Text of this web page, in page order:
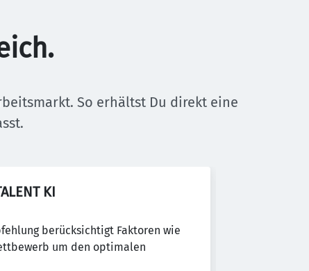
So erhältst Du direkt eine
KI
berücksichtigt Faktoren wie
um den optimalen